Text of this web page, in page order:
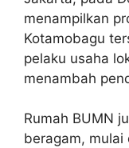
menampilkan
Kotamobagu
pelaku usaha
menambah
Rumah BUMN
beragam, mulai